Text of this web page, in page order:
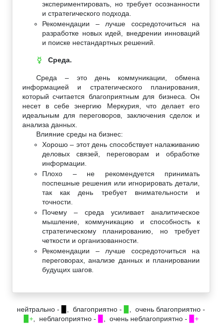
экспериментировать, но требует осознанности
и стратегического подхода.
Рекомендации – лучше сосредоточиться на
разработке новых идей, внедрении инноваций
и поиске нестандартных решений.
☿ Среда.
Среда – это день коммуникации, обмена
информацией и стратегического планирования,
который считается благоприятным для бизнеса. Он
несет в себе энергию Меркурия, что делает его
идеальным для переговоров, заключения сделок и
анализа данных.
Влияние среды на бизнес:
Хорошо – этот день способствует налаживанию
деловых связей, переговорам и обработке
информации.
Плохо – не рекомендуется принимать
поспешные решения или игнорировать детали,
так как день требует внимательности и
точности.
Почему – среда усиливает аналитическое
мышление, коммуникацию и способность к
стратегическому планированию, но требует
четкости и организованности.
Рекомендации – лучше сосредоточиться на
переговорах, анализе данных и планировании
будущих шагов.
нейтрально - , благоприятно -
, очень благоприятно -
▉+, неблагоприятно - , очень неблагоприятно - ▉+